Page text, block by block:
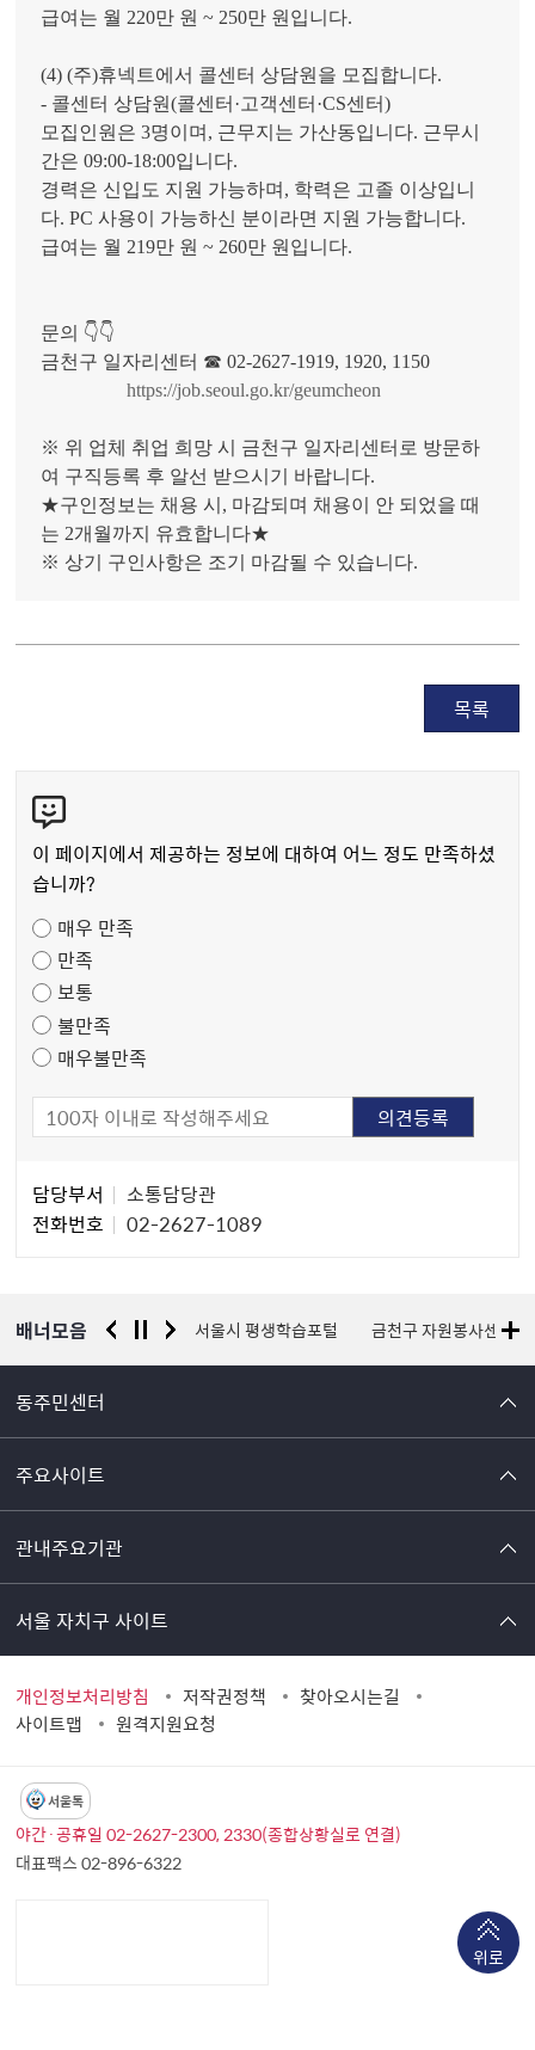
급여는 월 220만 원 ~ 250만 원입니다.
(4) (주)휴넥트에서 콜센터 상담원을 모집합니다.
- 콜센터 상담원(콜센터·고객센터·CS센터)
모집인원은 3명이며, 근무지는 가산동입니다. 근무시
간은 09:00-18:00입니다.
경력은 신입도 지원 가능하며, 학력은 고졸 이상입니
다. PC 사용이 가능하신 분이라면 지원 가능합니다.
급여는 월 219만 원 ~ 260만 원입니다.
문의 👇👇
금천구 일자리센터 ☎ 02-2627-1919, 1920, 1150
https://job.seoul.go.kr/geumcheon
※ 위 업체 취업 희망 시 금천구 일자리센터로 방문하
여 구직등록 후 알선 받으시기 바랍니다.
★구인정보는 채용 시, 마감되며 채용이 안 되었을 때
는 2개월까지 유효합니다★
※ 상기 구인사항은 조기 마감될 수 있습니다.
목록
텐
츠
만
도
조
사
이 페이지에서 제공하는 정보에 대하여 어느 정도 만족하셨
습니까?
매우 만족
만족
보통
불만족
매우불만족
자
담당부서
소통담당관
전화번호
02-2627-1089
배너모음
경찰청 유실물 통합포털 서울시 평생학습포털 금천구 자원봉사센터
동주민센터
주요사이트
관내주요기관
서울 자치구 사이트
개인정보처리방침 저작권정책
찾아오시는길
사이트맵
원격지원요청
위로
서울톡
야간·공휴일 02-2627-2300, 2330(종합상황실로 연결)
대표팩스 02-896-6322